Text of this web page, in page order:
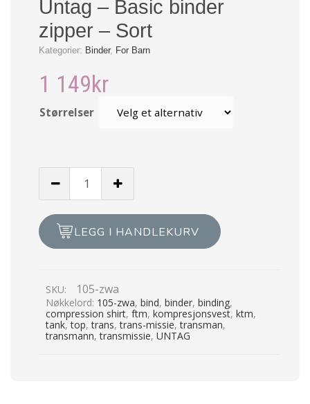
Untag – Basic binder
zipper – Sort
Kategorier: Binder, For Barn
1 149kr
Størrelser
binder
zipper
antall
LEGG I HANDLEKURV
SKU: 105-zwa
Nøkkelord: 105-zwa, bind, binder, binding,
compression shirt, ftm, kompresjonsvest, ktm,
tank,top,trans,trans-missie,transman,
transmann,transmissie, UNTAG